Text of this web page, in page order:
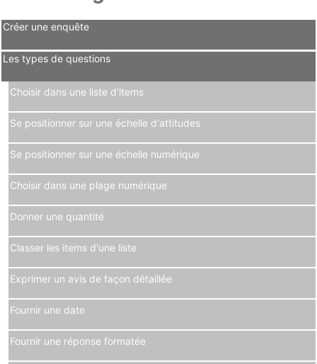
Créer une enquête
Les types de questions
Choisir dans une liste d'items
Se positionner sur une échelle d'attitudes
Se positionner sur une échelle numérique
Choisir dans une plage numérique
Donner une quantité
Classer les items d'une liste
Exprimer un avis de façon détaillée
Fournir une date
Fournir une réponse formatée